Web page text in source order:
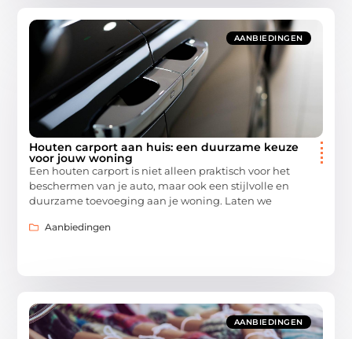
AANBIEDINGEN
Houten carport aan huis: een duurzame keuze
voor jouw woning
Een houten carport is niet alleen praktisch voor het
beschermen van je auto, maar ook een stijlvolle en
duurzame toevoeging aan je woning. Laten we
Aanbiedingen
AANBIEDINGEN